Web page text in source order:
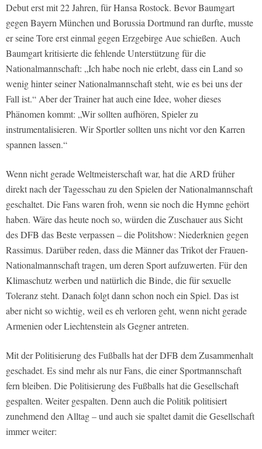
Debut erst mit 22 Jahren, für Hansa Rostock. Bevor Baumgart
gegen Bayern München und Borussia Dortmund ran durfte, musste
er seine Tore erst einmal gegen Erzgebirge Aue schießen. Auch
Baumgart kritisierte die fehlende Unterstützung für die
Nationalmannschaft: „Ich habe noch nie erlebt, dass ein Land so
wenig hinter seiner Nationalmannschaft steht, wie es bei uns der
Fall ist.“ Aber der Trainer hat auch eine Idee, woher dieses
Phänomen kommt: „Wir sollten aufhören, Spieler zu
instrumentalisieren. Wir Sportler sollten uns nicht vor den Karren
spannen lassen.“
Wenn nicht gerade Weltmeisterschaft war, hat die ARD früher
direkt nach der Tagesschau zu den Spielen der Nationalmannschaft
geschaltet. Die Fans waren froh, wenn sie noch die Hymne gehört
haben. Wäre das heute noch so, würden die Zuschauer aus Sicht
des DFB das Beste verpassen – die Politshow: Niederknien gegen
Rassimus. Darüber reden, dass die Männer das Trikot der Frauen-
Nationalmannschaft tragen, um deren Sport aufzuwerten. Für den
Klimaschutz werben und natürlich die Binde, die für sexuelle
Toleranz steht. Danach folgt dann schon noch ein Spiel. Das ist
aber nicht so wichtig, weil es eh verloren geht, wenn nicht gerade
Armenien oder Liechtenstein als Gegner antreten.
Mit der Politisierung des Fußballs hat der DFB dem Zusammenhalt
geschadet. Es sind mehr als nur Fans, die einer Sportmannschaft
fern bleiben. Die Politisierung des Fußballs hat die Gesellschaft
gespalten. Weiter gespalten. Denn auch die Politik politisiert
zunehmend den Alltag – und auch sie spaltet damit die Gesellschaft
immer weiter: